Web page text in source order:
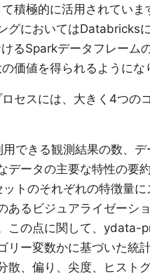
積極的に活用されてい
グにおいてはDatabricks
るSparkデータフレーム
価値を得られるようにな
セスには、大きく4つの
できる観測結果の数、
ータの主要な特性の要約
ットのそれぞれの特徴量
あるビジュアライゼーシ
この点に関して、ydata-
リー変数かに基づいた統
散、偏り、尖度、ヒスト